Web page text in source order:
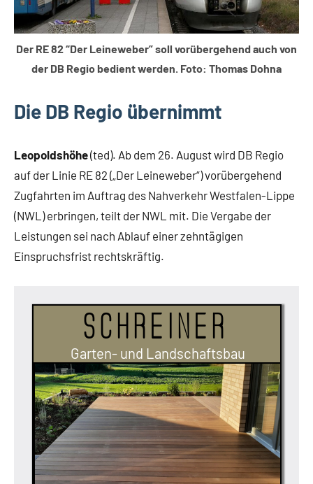
Der RE 82 “Der Leineweber” soll vorübergehend auch von
der DB Regio bedient werden. Foto: Thomas Dohna
Die DB Regio übernimmt
Leopoldshöhe(ted). Ab dem 26. August wird DB Regio
auf der Linie RE 82 („Der Leineweber“) vorübergehend
Zugfahrten im Auftrag des Nahverkehr Westfalen-Lippe
(NWL) erbringen, teilt der NWL mit. Die Vergabe der
Leistungen sei nach Ablauf einer zehntägigen
Einspruchsfrist rechtskräftig.
Schreiner
Garten- und Landschaftsbau